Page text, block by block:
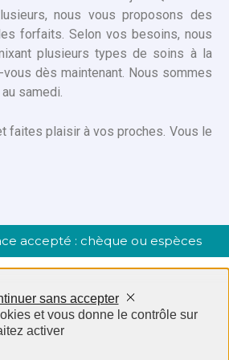
nous vous proposons des
forfaits. Selon vos besoins, nous
plusieurs types de soins à la
dès maintenant. Nous sommes
samedi.
faites plaisir à vos proches. Vous le
accepté : chèque ou espèces
et vous donne le contrôle sur
activer
sans accepter